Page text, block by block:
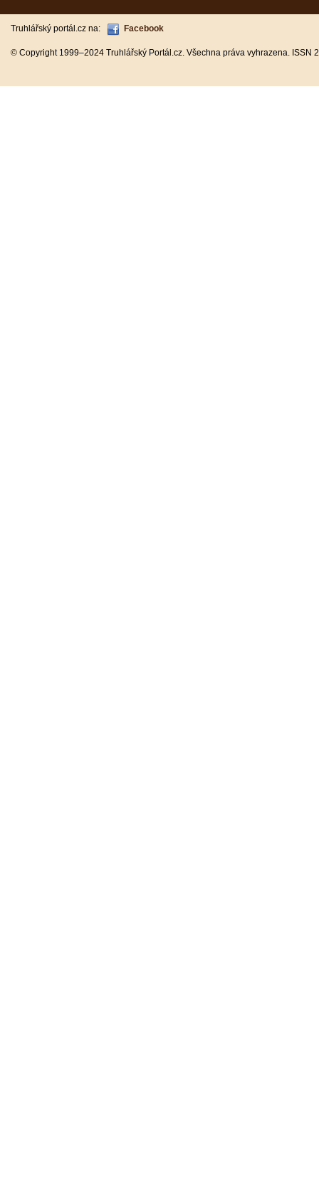
Truhlářský portál.cz na: Facebook
© Copyright 1999–2024 Truhlářský Portál.cz. Všechna práva vyhrazena.